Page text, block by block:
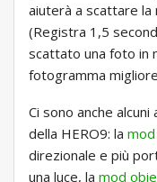
aiuterà a scattare la
(Registra 1,5
scattato una foto in
fotogramma
Ci sono anche
della HERO9: la
direzionale e più
una luce, la mod